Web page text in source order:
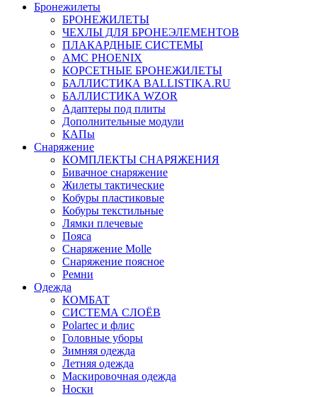
Бронежилеты
БРОНЕЖИЛЕТЫ
ЧЕХЛЫ ДЛЯ БРОНЕЭЛЕМЕНТОВ
ПЛАКАРДНЫЕ СИСТЕМЫ
АМС PHOENIX
КОРСЕТНЫЕ БРОНЕЖИЛЕТЫ
БАЛЛИСТИКА BALLISTIKA.RU
БАЛЛИСТИКА WZOR
Адаптеры под плиты
Дополнительные модули
КАПы
Снаряжение
КОМПЛЕКТЫ СНАРЯЖЕНИЯ
Бивачное снаряжение
Жилеты тактические
Кобуры пластиковые
Кобуры текстильные
Лямки плечевые
Пояса
Снаряжение Molle
Снаряжение поясное
Ремни
Одежда
КОМБАТ
СИСТЕМА СЛОЁВ
Polartec и флис
Головные уборы
Зимняя одежда
Летняя одежда
Маскировочная одежда
Носки